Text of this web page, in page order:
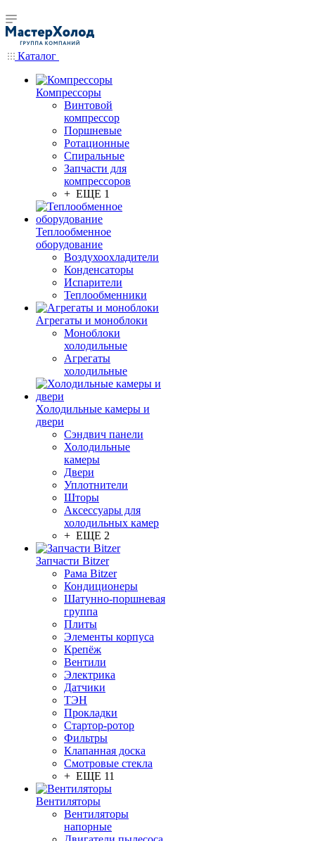
Каталог
Компрессоры
Винтовой
компрессор
Поршневые
Ротационные
Спиральные
Запчасти для
компрессоров
+ ЕЩЕ 1
Теплообменное
оборудование
Воздухоохладители
Конденсаторы
Испарители
Теплообменники
Агрегаты и моноблоки
Моноблоки
холодильные
Агрегаты
холодильные
Холодильные камеры и
двери
Сэндвич панели
Холодильные
камеры
Двери
Уплотнители
Шторы
Аксессуары для
холодильных камер
+ ЕЩЕ 2
Запчасти Bitzer
Рама Bitzer
Кондиционеры
Шатунно-поршневая
группа
Плиты
Элементы корпуса
Крепёж
Вентили
Электрика
Датчики
ТЭН
Прокладки
Стартор-ротор
Фильтры
Клапанная доска
Смотровые стекла
+ ЕЩЕ 11
Вентиляторы
Вентиляторы
напорные